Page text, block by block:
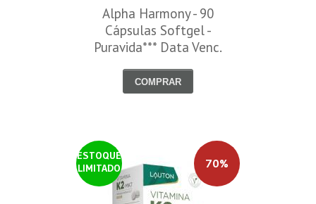
Alpha Harmony - 90
Cápsulas Softgel -
Puravida*** Data Venc.
COMPRAR
ESTOQUE
LIMITADO
70%